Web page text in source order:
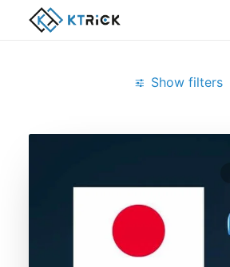
Show filters